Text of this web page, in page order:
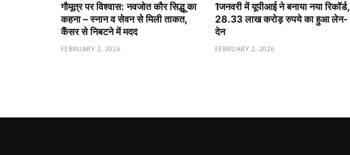
गौमूत्र पर विश्वास: नवजोत कौर सिद्धू का
कहना – स्नान व सेवन से मिली ताकत,
कैंसर से निबटने में मदद
FEBRUARY 2, 2026
1️जनवरी में यूपीआई ने बनाया नया रिकॉर्ड,
28.33 लाख करोड़ रुपये का हुआ लेन-
देन
FEBRUARY 2, 2026